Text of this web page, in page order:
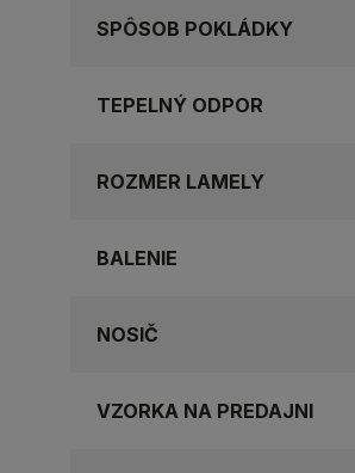
SPÔSOB POKLÁDKY
TEPELNÝ ODPOR
ROZMER LAMELY
BALENIE
NOSIČ
VZORKA NA PREDAJNI